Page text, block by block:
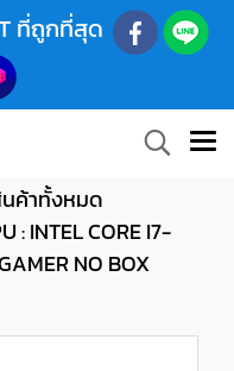
ที่ถูกที่สุด
ค้าทั้งหมด
INTEL CORE I7-
NO BOX